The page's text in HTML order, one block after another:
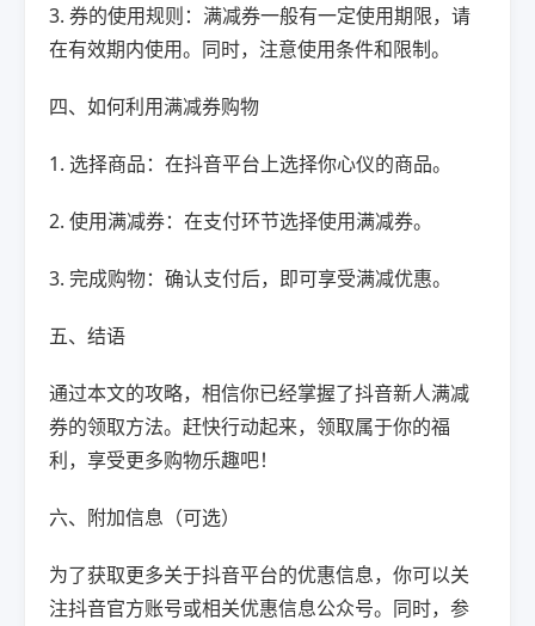
3. 券的使用规则：满减券一般有一定使用期限，请
在有效期内使用。同时，注意使用条件和限制。
四、如何利用满减券购物
1. 选择商品：在抖音平台上选择你心仪的商品。
2. 使用满减券：在支付环节选择使用满减券。
3. 完成购物：确认支付后，即可享受满减优惠。
五、结语
通过本文的攻略，相信你已经掌握了抖音新人满减
券的领取方法。赶快行动起来，领取属于你的福
利，享受更多购物乐趣吧！
六、附加信息（可选）
为了获取更多关于抖音平台的优惠信息，你可以关
注抖音官方账号或相关优惠信息公众号。同时，参